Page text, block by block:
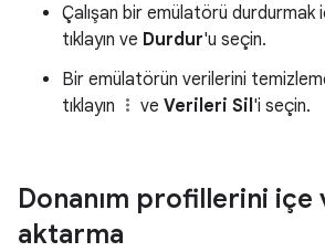
Çalışan bir emülatörü durdurmak
tıklayın ve Durdur'u seçin.
Bir emülatörün verilerini
tıklayın
veVerileri Sil 'i seçin.
Donanım profillerini içe
aktarma